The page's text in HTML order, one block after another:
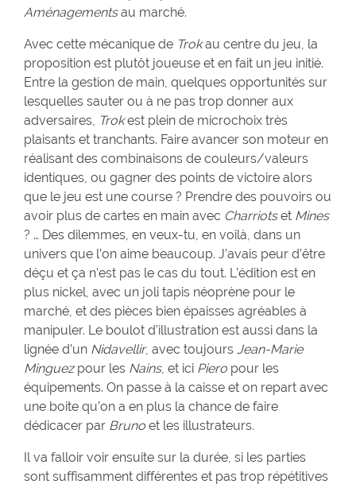
Aménagementsau marché.
Avec cette mécanique de Trokau centre du jeu, la
proposition est plutôt joueuse et en fait un jeu initié.
Entre la gestion de main, quelques opportunités sur
lesquelles sauter ou à ne pas trop donner aux
adversaires, Trokest plein de microchoix très
plaisants et tranchants. Faire avancer son moteur en
réalisant des combinaisons de couleurs/valeurs
identiques, ou gagner des points de victoire alors
que le jeu est une course ? Prendre des pouvoirs ou
avoir plus de cartes en main avec Charriotset Mines
? … Des dilemmes, en veux-tu, en voilà, dans un
univers que l’on aime beaucoup. J’avais peur d’être
déçu et ça n’est pas le cas du tout. L’édition est en
plus nickel, avec un joli tapis néoprène pour le
marché, et des pièces bien épaisses agréables à
manipuler. Le boulot d’illustration est aussi dans la
lignée d’un Nidavellir, avec toujours Jean-Marie
Minguezpour les Nains, et ici Piero pour les
équipements. On passe à la caisse et on repart avec
une boite qu’on a en plus la chance de faire
dédicacer par Bruno et les illustrateurs.
Il va falloir voir ensuite sur la durée, si les parties
sont suffisamment différentes et pas trop répétitives